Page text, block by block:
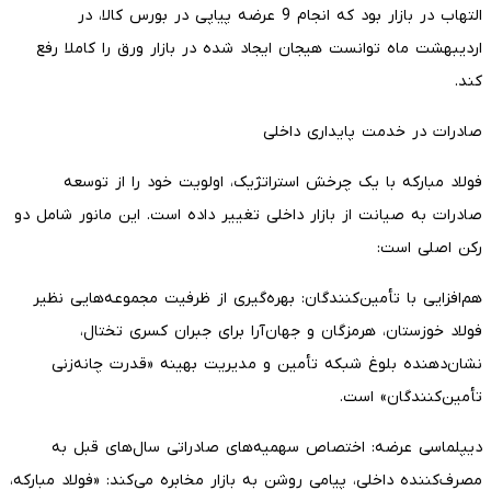
التهاب در بازار بود که انجام 9 عرضه پیاپی در بورس کالا، در
اردیبهشت ماه توانست هیجان ایجاد شده در بازار ورق را کاملا رفع
کند.
صادرات در خدمت پایداری داخلی
فولاد مبارکه با یک چرخش استراتژیک، اولویت خود را از توسعه
صادرات به صیانت از بازار داخلی تغییر داده است. این مانور شامل دو
رکن اصلی است:
هم‌افزایی با تأمین‌کنندگان: بهره‌گیری از ظرفیت مجموعه‌هایی نظیر
فولاد خوزستان، هرمزگان و جهان‌آرا برای جبران کسری تختال،
نشان‌دهنده بلوغ شبکه تأمین و مدیریت بهینه «قدرت چانه‌زنی
تأمین‌کنندگان» است.
دیپلماسی عرضه: اختصاص سهمیه‌های صادراتی سال‌های قبل به
مصرف‌کننده داخلی، پیامی روشن به بازار مخابره می‌کند: «فولاد مبارکه،